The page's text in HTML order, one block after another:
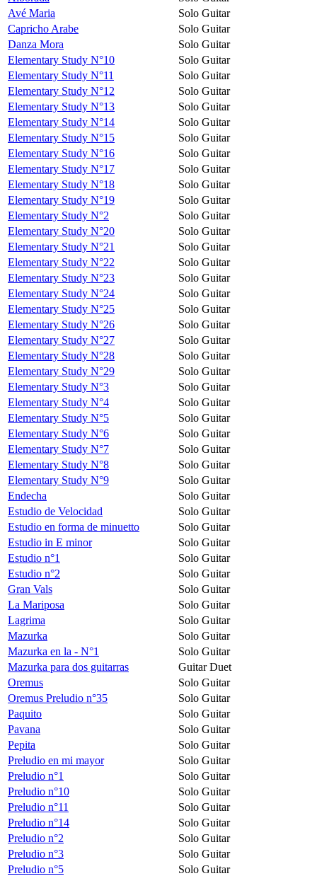
Avé Maria
Solo Guitar
Capricho Arabe
Solo Guitar
Danza Mora
Solo Guitar
Elementary Study N°10
Solo Guitar
Elementary Study N°11
Solo Guitar
Elementary Study N°12
Solo Guitar
Elementary Study N°13
Solo Guitar
Elementary Study N°14
Solo Guitar
Elementary Study N°15
Solo Guitar
Elementary Study N°16
Solo Guitar
Elementary Study N°17
Solo Guitar
Elementary Study N°18
Solo Guitar
Elementary Study N°19
Solo Guitar
Elementary Study N°2
Solo Guitar
Elementary Study N°20
Solo Guitar
Elementary Study N°21
Solo Guitar
Elementary Study N°22
Solo Guitar
Elementary Study N°23
Solo Guitar
Elementary Study N°24
Solo Guitar
Elementary Study N°25
Solo Guitar
Elementary Study N°26
Solo Guitar
Elementary Study N°27
Solo Guitar
Elementary Study N°28
Solo Guitar
Elementary Study N°29
Solo Guitar
Elementary Study N°3
Solo Guitar
Elementary Study N°4
Solo Guitar
Elementary Study N°5
Solo Guitar
Elementary Study N°6
Solo Guitar
Elementary Study N°7
Solo Guitar
Elementary Study N°8
Solo Guitar
Elementary Study N°9
Solo Guitar
Endecha
Solo Guitar
Estudio de Velocidad
Solo Guitar
Estudio en forma de minuetto
Solo Guitar
Estudio in E minor
Solo Guitar
Estudio n°1
Solo Guitar
Estudio n°2
Solo Guitar
Gran Vals
Solo Guitar
La Mariposa
Solo Guitar
Lagrima
Solo Guitar
Mazurka
Solo Guitar
Mazurka en la - N°1
Solo Guitar
Mazurka para dos guitarras
Guitar Duet
Oremus
Solo Guitar
Oremus Preludio n°35
Solo Guitar
Paquito
Solo Guitar
Pavana
Solo Guitar
Pepita
Solo Guitar
Preludio en mi mayor
Solo Guitar
Preludio n°1
Solo Guitar
Preludio n°10
Solo Guitar
Preludio n°11
Solo Guitar
Preludio n°14
Solo Guitar
Preludio n°2
Solo Guitar
Preludio n°3
Solo Guitar
Preludio n°5
Solo Guitar